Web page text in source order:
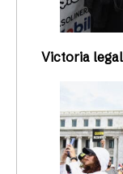
Victoria